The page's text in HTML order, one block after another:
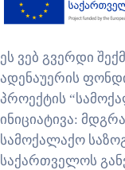
ეს ვებ გვერდი
ადენაუერის
პროექტის
ინიციატივა:
სამოქალაქო
საქართველოს